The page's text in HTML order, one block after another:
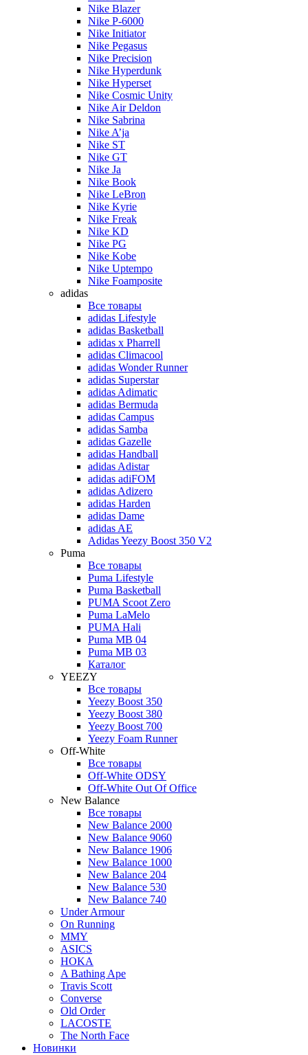
Nike Blazer
Nike P-6000
Nike Initiator
Nike Pegasus
Nike Precision
Nike Hyperdunk
Nike Hyperset
Nike Cosmic Unity
Nike Air Deldon
Nike Sabrina
Nike A’ja
Nike ST
Nike GT
Nike Ja
Nike Book
Nike LeBron
Nike Kyrie
Nike Freak
Nike KD
Nike PG
Nike Kobe
Nike Uptempo
Nike Foamposite
adidas
Все товары
adidas Lifestyle
adidas Basketball
adidas x Pharrell
adidas Climacool
adidas Wonder Runner
adidas Superstar
adidas Adimatic
adidas Bermuda
adidas Campus
adidas Samba
adidas Gazelle
adidas Handball
adidas Adistar
adidas adiFOM
adidas Adizero
adidas Harden
adidas Dame
adidas AE
Adidas Yeezy Boost 350 V2
Puma
Все товары
Puma Lifestyle
Puma Basketball
PUMA Scoot Zero
Puma LaMelo
PUMA Hali
Puma MB 04
Puma MB 03
Каталог
YEEZY
Все товары
Yeezy Boost 350
Yeezy Boost 380
Yeezy Boost 700
Yeezy Foam Runner
Off-White
Все товары
Off-White ODSY
Off-White Out Of Office
New Balance
Все товары
New Balance 2000
New Balance 9060
New Balance 1906
New Balance 1000
New Balance 204
New Balance 530
New Balance 740
Under Armour
On Running
MMY
ASICS
HOKA
A Bathing Ape
Travis Scott
Converse
Old Order
LACOSTE
The North Face
Новинки